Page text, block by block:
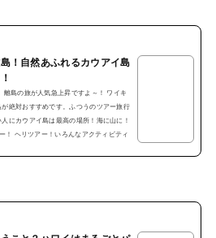
！自然あふれるカウアイ島
島の旅が人気急上昇ですよ～！ ワイキ
絶対おすすめです。ふつうのツアー旅行
にカウアイ島は最高の場所！海に山に！
！ ヘリツアー！いろんなアクティビティ